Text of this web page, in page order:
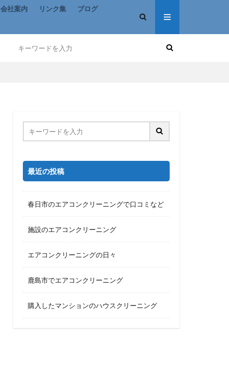
会社案内 リンク集
ブログ
最近の投稿
春日市のエアコンクリーニングで口コミなど
施設のエアコンクリーニング
エアコンクリーニングの日々
鹿島市でエアコンクリーニング
購入したマンションのハウスクリーニング